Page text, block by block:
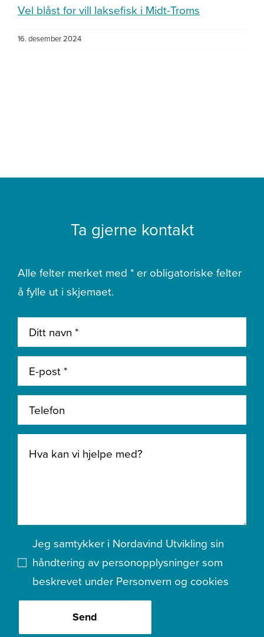
Vel blåst for vill laksefisk i Midt-Troms
16. desember 2024
Ta gjerne kontakt
Alle felter merket med * er obligatoriske felter
å fylle ut i skjemaet.
Jeg samtykker i Nordavind Utvikling sin
håndtering av personopplysninger som
beskrevet under Personvern og cookies
Send